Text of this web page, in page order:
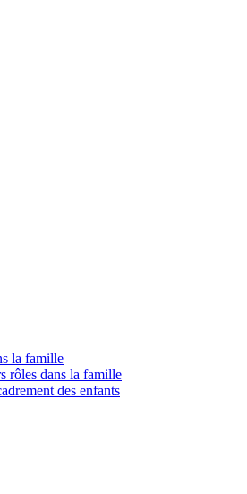
la famille
rôles dans la famille
des enfants